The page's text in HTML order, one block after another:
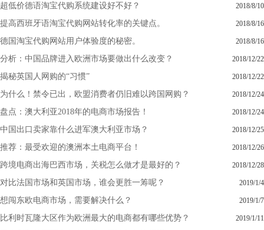
超低价德语淘宝代购系统建设好不好？ 2018/8/10
提高西班牙语淘宝代购网站转化率的关键点。 2018/8/16
德国淘宝代购网站用户体验度的秘密。 2018/8/16
分析：中国品牌进入欧洲市场要做出什么改变？ 2018/12/22
揭秘英国人网购的“习惯” 2018/12/22
为什么！禁令已出，欧盟消费者仍旧难以跨国网购？ 2018/12/24
盘点：澳大利亚2018年的电商市场报告！ 2018/12/24
中国出口卖家靠什么进军澳大利亚市场？ 2018/12/25
推荐：最受欢迎的澳洲本土电商平台！ 2018/12/26
跨境电商出海巴西市场，关税怎么做才是最好的？ 2018/12/28
对比法国市场和英国市场，谁会更胜一筹呢？ 2019/1/4
想闯东欧电商市场，需要解决什么？ 2019/1/7
比利时瓦隆大区作为欧洲最大的电商都有哪些优势？ 2019/1/11